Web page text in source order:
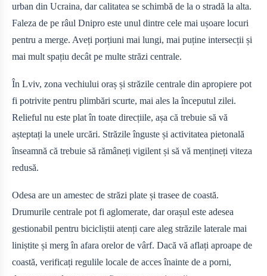
urban din Ucraina, dar calitatea se schimbă de la o stradă la alta.
Faleza de pe râul Dnipro este unul dintre cele mai ușoare locuri
pentru a merge. Aveți porțiuni mai lungi, mai puține intersecții și
mai mult spațiu decât pe multe străzi centrale.
În Lviv, zona vechiului oraș și străzile centrale din apropiere pot
fi potrivite pentru plimbări scurte, mai ales la începutul zilei.
Relieful nu este plat în toate direcțiile, așa că trebuie să vă
așteptați la unele urcări. Străzile înguste și activitatea pietonală
înseamnă că trebuie să rămâneți vigilent și să vă mențineți viteza
redusă.
Odesa are un amestec de străzi plate și trasee de coastă.
Drumurile centrale pot fi aglomerate, dar orașul este adesea
gestionabil pentru bicicliștii atenți care aleg străzile laterale mai
liniștite și merg în afara orelor de vârf. Dacă vă aflați aproape de
coastă, verificați regulile locale de acces înainte de a porni,